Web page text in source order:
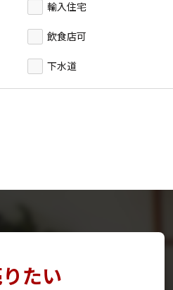
輸入住宅
飲食店可
下水道
たい